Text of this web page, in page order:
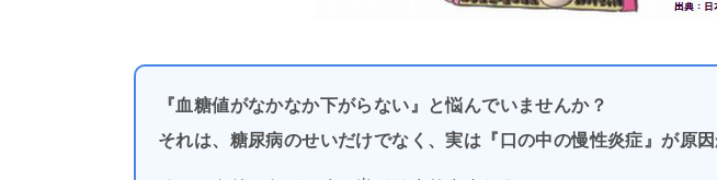
『血糖値がなかなか下がらない』と悩んでいませんか？
それは、糖尿病のせいだけでなく、実は『口の中の慢性炎症』が原